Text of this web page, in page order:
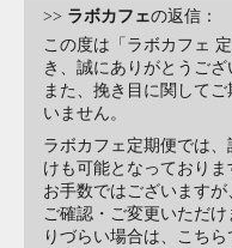
>> ラボカフェの返信：
この度は「ラボカフェ
き、誠にありがとうござ
また、挽き目に関して
いません。
ラボカフェ定期便では
けも可能となっておりま
お手数ではございます
ご確認・ご変更いただ
りづらい場合は、こち